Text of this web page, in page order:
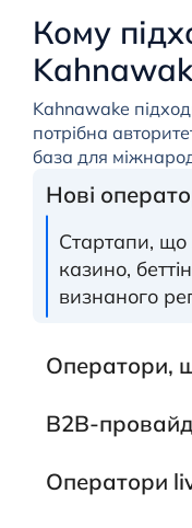
Кому
Kahnawake
потрібна
база для
Нові
Стартапи, що
казино,
визнаного
Оператори,
B2B-
Оператори